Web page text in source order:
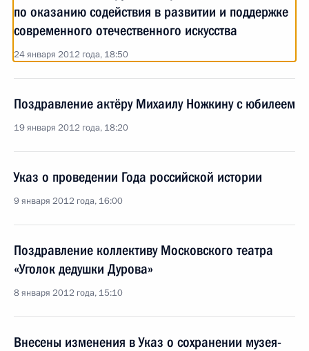
по оказанию содействия в развитии и поддержке
современного отечественного искусства
24 января 2012 года, 18:50
Поздравление актёру Михаилу Ножкину с юбилеем
19 января 2012 года, 18:20
Указ о проведении Года российской истории
9 января 2012 года, 16:00
Поздравление коллективу Московского театра
«Уголок дедушки Дурова»
8 января 2012 года, 15:10
Внесены изменения в Указ о сохранении музея-